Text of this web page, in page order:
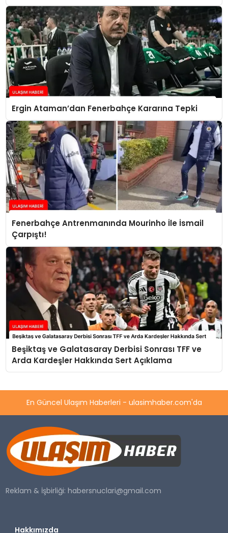
Ergin Ataman’dan Fenerbahçe Kararına Tepki
Fenerbahçe Antrenmanında Mourinho İle İsmail
Çarpıştı!
Beşiktaş ve Galatasaray Derbisi Sonrası TFF ve
Arda Kardeşler Hakkında Sert Açıklama
En Güncel Ulaşım Haberleri - ulasimhaber.com'da
Reklam & İşbirliği:habersnuclari@gmail.com
Hakkımızda